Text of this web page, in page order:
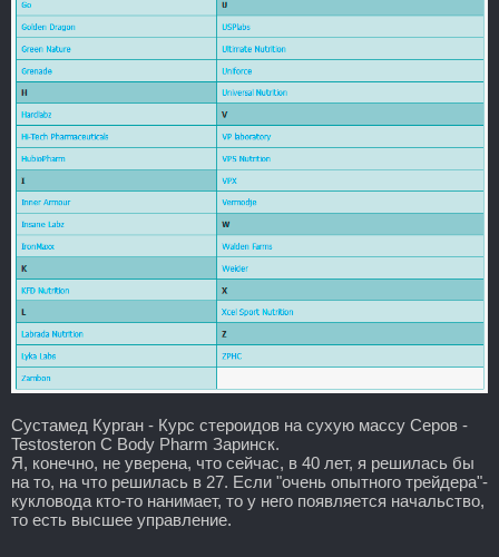
Сустамед Курган - Курс стероидов на сухую массу Серов -
Testosteron C Body Pharm Заринск.
Я, конечно, не уверена, что сейчас, в 40 лет, я решилась бы
на то, на что решилась в 27. Если "очень опытного трейдера"-
кукловода кто-то нанимает, то у него появляется начальство,
то есть высшее управление.